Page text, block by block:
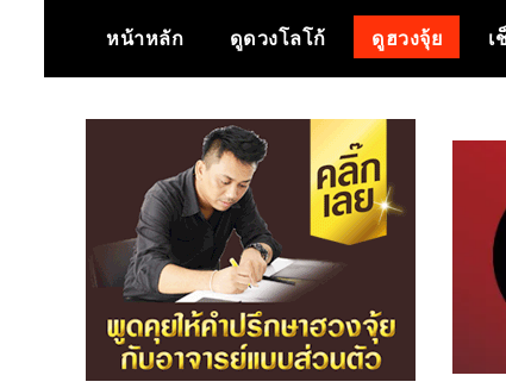
หน้าหลัก ดูดวงโลโก้ ดูฮวงจุ้ย